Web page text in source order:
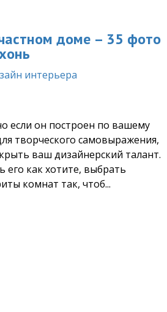
доме – 35 фото
интерьера
если он построен по вашему
творческого самовыражения,
ваш дизайнерский талант.
его как хотите, выбрать
комнат так, чтоб...